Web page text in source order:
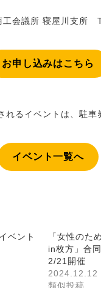
工会議所 寝屋川支所
お申し込みはこちら
れるイベントは、駐車
イベント一覧へ
ベント
「女性のた
in枚方」合
2/21開催
2024.12.12
類似投稿